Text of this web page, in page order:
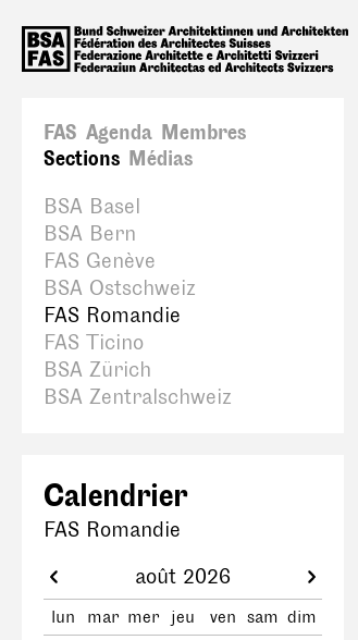
FAS Agenda Membres
Sections Médias
BSA Basel
BSA Bern
FAS Genève
BSA Ostschweiz
FAS Romandie
FAS Ticino
BSA Zürich
BSA Zentralschweiz
Calendrier
FAS Romandie
août 2026
lun mar mer jeu ven sam dim